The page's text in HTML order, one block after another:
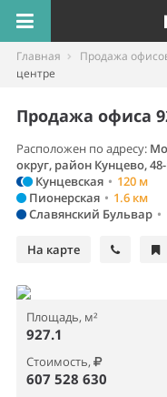
Главная Продажа
центре
Продажа офиса
Расположен по адресу:
округ, район Кунцево,
Кунцевская • 120 м
Пионерская • 1.6 км
Славянский Бульвар •
На карте
Площадь, м²
927.1
Стоимость,
607 528 630